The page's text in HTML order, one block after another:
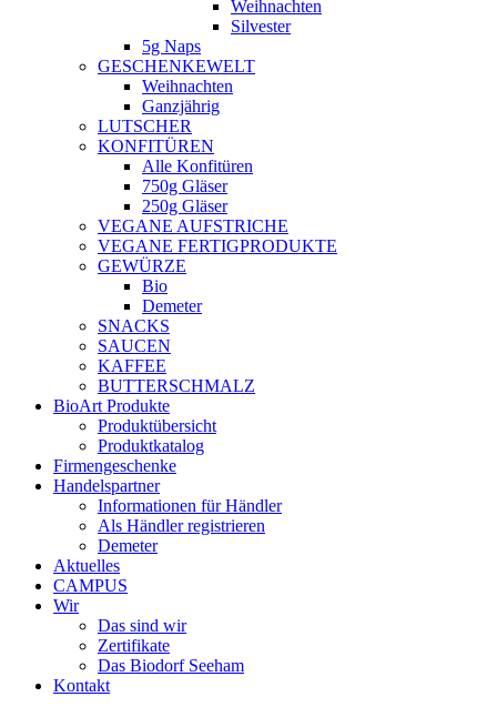
Weihnachten
Silvester
5g Naps
GESCHENKEWELT
Weihnachten
Ganzjährig
LUTSCHER
KONFITÜREN
Alle Konfitüren
750g Gläser
250g Gläser
VEGANE AUFSTRICHE
VEGANE FERTIGPRODUKTE
GEWÜRZE
Bio
Demeter
SNACKS
SAUCEN
KAFFEE
BUTTERSCHMALZ
BioArt Produkte
Produktübersicht
Produktkatalog
Firmengeschenke
Handelspartner
Informationen für Händler
Als Händler registrieren
Demeter
Aktuelles
CAMPUS
Wir
Das sind wir
Zertifikate
Das Biodorf Seeham
Kontakt